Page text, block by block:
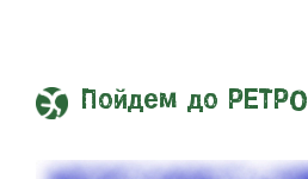
Пойдем до РЕТРО